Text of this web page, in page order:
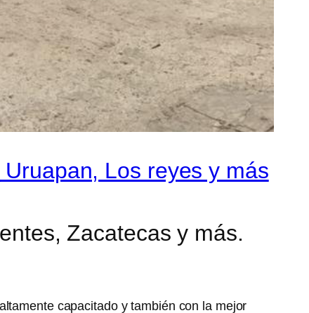
Los reyes y más
Zacatecas y más.
capacitado y también con la mejor